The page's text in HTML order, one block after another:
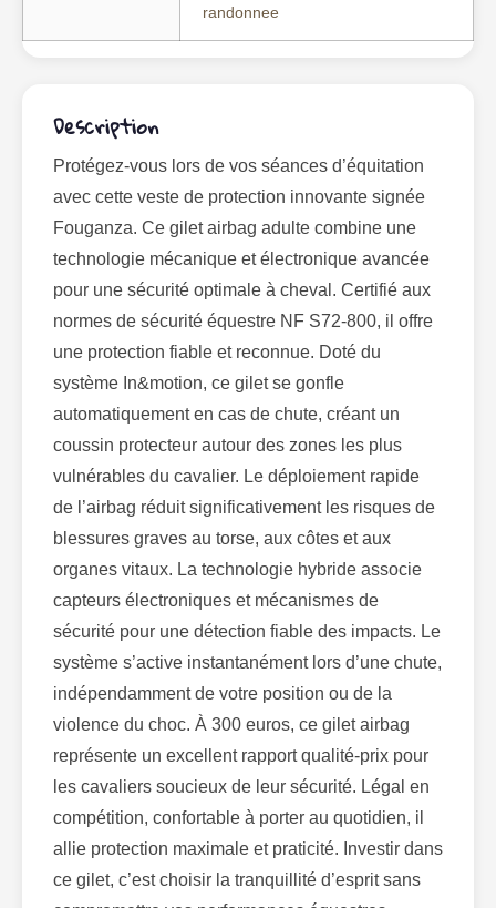
randonnee
Description
Protégez-vous lors de vos séances d’équitation
avec cette veste de protection innovante signée
Fouganza. Ce gilet airbag adulte combine une
technologie mécanique et électronique avancée
pour une sécurité optimale à cheval. Certifié aux
normes de sécurité équestre NF S72-800, il offre
une protection fiable et reconnue. Doté du
système In&motion, ce gilet se gonfle
automatiquement en cas de chute, créant un
coussin protecteur autour des zones les plus
vulnérables du cavalier. Le déploiement rapide
de l’airbag réduit significativement les risques de
blessures graves au torse, aux côtes et aux
organes vitaux. La technologie hybride associe
capteurs électroniques et mécanismes de
sécurité pour une détection fiable des impacts. Le
système s’active instantanément lors d’une chute,
indépendamment de votre position ou de la
violence du choc. À 300 euros, ce gilet airbag
représente un excellent rapport qualité-prix pour
les cavaliers soucieux de leur sécurité. Légal en
compétition, confortable à porter au quotidien, il
allie protection maximale et praticité. Investir dans
ce gilet, c’est choisir la tranquillité d’esprit sans